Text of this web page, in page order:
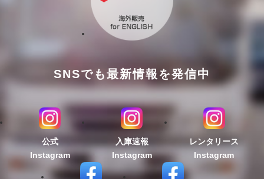
SNSでも最新情報を発信中
公式
Instagram
入庫速報
Instagram
レンタリース
Instagram